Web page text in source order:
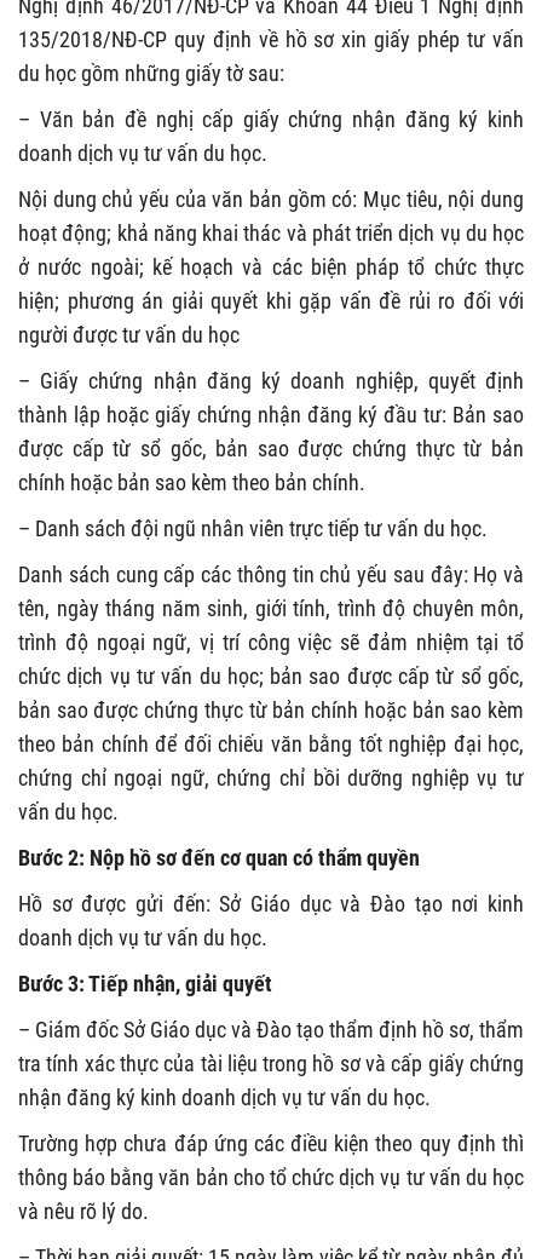
Nghị định 46/2017/NĐ-CP và Khoản 44 Điều 1 Nghị định
135/2018/NĐ-CP quy định về hồ sơ xin giấy phép tư vấn
du học gồm những giấy tờ sau:
– Văn bản đề nghị cấp giấy chứng nhận đăng ký kinh
doanh dịch vụ tư vấn du học.
Nội dung chủ yếu của văn bản gồm có: Mục tiêu, nội dung
hoạt động; khả năng khai thác và phát triển dịch vụ du học
ở nước ngoài; kế hoạch và các biện pháp tổ chức thực
hiện; phương án giải quyết khi gặp vấn đề rủi ro đối với
người được tư vấn du học
– Giấy chứng nhận đăng ký doanh nghiệp, quyết định
thành lập hoặc giấy chứng nhận đăng ký đầu tư: Bản sao
được cấp từ sổ gốc, bản sao được chứng thực từ bản
chính hoặc bản sao kèm theo bản chính.
– Danh sách đội ngũ nhân viên trực tiếp tư vấn du học.
Danh sách cung cấp các thông tin chủ yếu sau đây: Họ và
tên, ngày tháng năm sinh, giới tính, trình độ chuyên môn,
trình độ ngoại ngữ, vị trí công việc sẽ đảm nhiệm tại tổ
chức dịch vụ tư vấn du học; bản sao được cấp từ sổ gốc,
bản sao được chứng thực từ bản chính hoặc bản sao kèm
theo bản chính để đối chiếu văn bằng tốt nghiệp đại học,
chứng chỉ ngoại ngữ, chứng chỉ bồi dưỡng nghiệp vụ tư
vấn du học.
Bước 2: Nộp hồ sơ đến cơ quan có thẩm quyền
Hồ sơ được gửi đến: Sở Giáo dục và Đào tạo nơi kinh
doanh dịch vụ tư vấn du học.
Bước 3: Tiếp nhận, giải quyết
– Giám đốc Sở Giáo dục và Đào tạo thẩm định hồ sơ, thẩm
tra tính xác thực của tài liệu trong hồ sơ và cấp giấy chứng
nhận đăng ký kinh doanh dịch vụ tư vấn du học.
Trường hợp chưa đáp ứng các điều kiện theo quy định thì
thông báo bằng văn bản cho tổ chức dịch vụ tư vấn du học
và nêu rõ lý do.